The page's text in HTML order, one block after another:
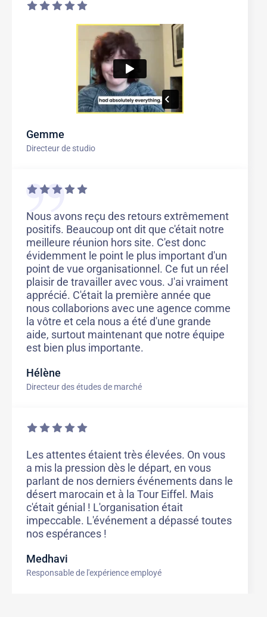
Gemme
Directeur de studio
Nous avons reçu des retours extrêmement
positifs. Beaucoup ont dit que c'était notre
meilleure réunion hors site. C'est donc
évidemment le point le plus important d'un
point de vue organisationnel. Ce fut un réel
plaisir de travailler avec vous. J'ai vraiment
apprécié. C'était la première année que
nous collaborions avec une agence comme
la vôtre et cela nous a été d'une grande
aide, surtout maintenant que notre équipe
est bien plus importante.
Hélène
Directeur des études de marché
Les attentes étaient très élevées. On vous
a mis la pression dès le départ, en vous
parlant de nos derniers événements dans le
désert marocain et à la Tour Eiffel. Mais
c'était génial ! L'organisation était
impeccable. L'événement a dépassé toutes
nos espérances !
Medhavi
Responsable de l'expérience employé